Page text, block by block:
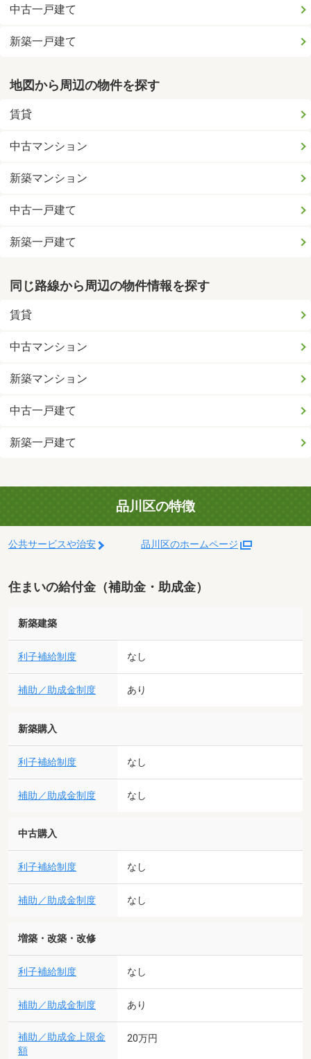
中古一戸建て
新築一戸建て
地図から周辺の物件を探す
賃貸
中古マンション
新築マンション
中古一戸建て
新築一戸建て
同じ路線から周辺の物件情報を探す
賃貸
中古マンション
新築マンション
中古一戸建て
新築一戸建て
品川区の特徴
公共サービスや治安 品川区のホームページ
住まいの給付金（補助金・助成金）
新築建築
利子補給制度 なし
補助／助成金制度 あり
新築購入
利子補給制度 なし
補助／助成金制度 なし
中古購入
利子補給制度 なし
補助／助成金制度 なし
増築・改築・改修
利子補給制度 なし
補助／助成金制度 あり
補助／助成金上限金
額
20万円